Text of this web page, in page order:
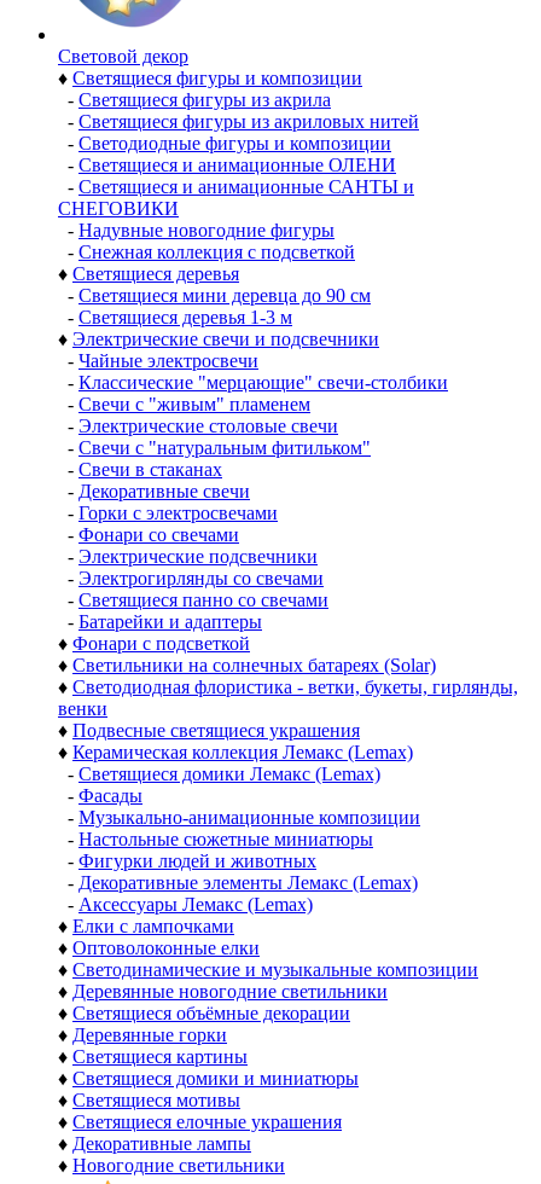
Световой декор
♦ Светящиеся фигуры и композиции
- Светящиеся фигуры из акрила
- Светящиеся фигуры из акриловых нитей
- Светодиодные фигуры и композиции
- Светящиеся и анимационные ОЛЕНИ
- Светящиеся и анимационные САНТЫ и
СНЕГОВИКИ
- Надувные новогодние фигуры
- Снежная коллекция с подсветкой
♦ Светящиеся деревья
- Светящиеся мини деревца до 90 см
- Светящиеся деревья 1-3 м
♦ Электрические свечи и подсвечники
- Чайные электросвечи
- Классические "мерцающие" свечи-столбики
- Свечи с "живым" пламенем
- Электрические столовые свечи
- Свечи с "натуральным фитильком"
- Свечи в стаканах
- Декоративные свечи
- Горки с электросвечами
- Фонари со свечами
- Электрические подсвечники
- Электрогирлянды со свечами
- Светящиеся панно со свечами
- Батарейки и адаптеры
♦ Фонари с подсветкой
♦ Светильники на солнечных батареях (Solar)
♦ Светодиодная флористика - ветки, букеты, гирлянды,
венки
♦ Подвесные светящиеся украшения
♦ Керамическая коллекция Лемакс (Lemax)
- Светящиеся домики Лемакс (Lemax)
- Фасады
- Музыкально-анимационные композиции
- Настольные сюжетные миниатюры
- Фигурки людей и животных
- Декоративные элементы Лемакс (Lemax)
- Аксессуары Лемакс (Lemax)
♦ Елки с лампочками
♦ Оптоволоконные елки
♦ Светодинамические и музыкальные композиции
♦ Деревянные новогодние светильники
♦ Светящиеся объёмные декорации
♦ Деревянные горки
♦ Светящиеся картины
♦ Светящиеся домики и миниатюры
♦ Светящиеся мотивы
♦ Светящиеся елочные украшения
♦ Декоративные лампы
♦ Новогодние светильники